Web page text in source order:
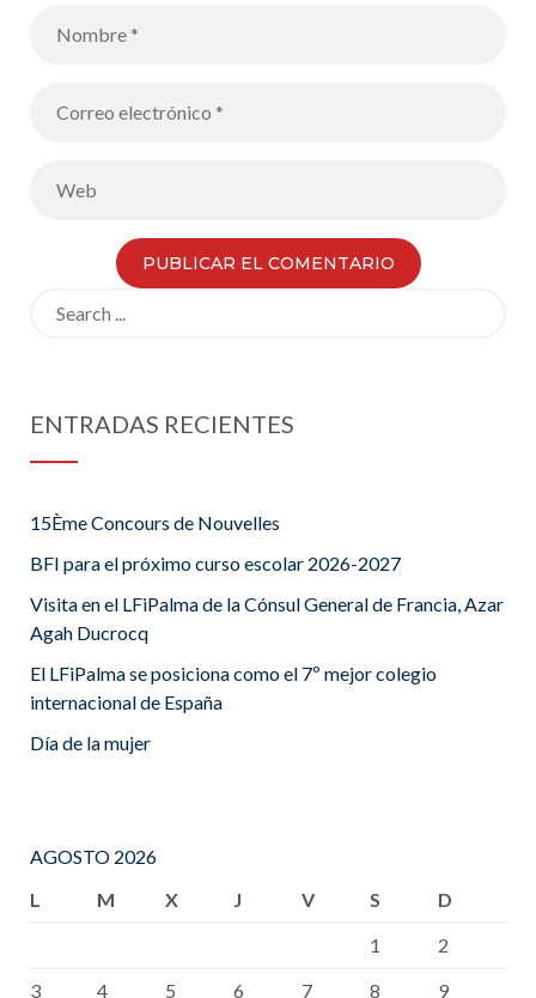
ENTRADAS RECIENTES
15Ème Concours de Nouvelles
BFI para el próximo curso escolar 2026-2027
Visita en el LFiPalma de la Cónsul General de Francia, Azar
Agah Ducrocq
El LFiPalma se posiciona como el 7º mejor colegio
internacional de España
Día de la mujer
AGOSTO 2026
L
M X J V S
D
1
2
3
4 5 6 7 8 9